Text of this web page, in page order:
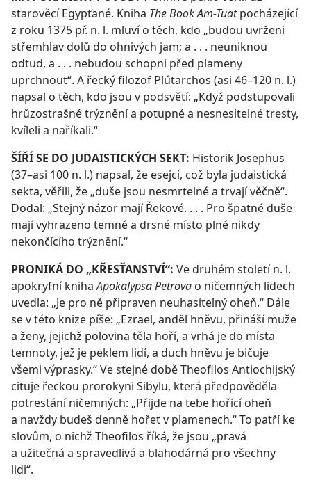
starověcí Egypťané. Kniha The Book Am-Tuatpocházející
z roku 1375 př. n. l. mluví o těch, kdo „budou uvrženi
střemhlav dolů do ohnivých jam; a . . . neuniknou
odtud, a . . . nebudou schopni před plameny
uprchnout“. A řecký filozof Plútarchos (asi 46–120 n. l.)
napsal o těch, kdo jsou v podsvětí: „Když podstupovali
hrůzostrašné trýznění a potupné a nesnesitelné tresty,
kvíleli a naříkali.“
ŠÍŘÍ SE DO JUDAISTICKÝCH SEKT: Historik Josephus
(37–asi 100 n. l.) napsal, že esejci, což byla judaistická
sekta, věřili, že „duše jsou nesmrtelné a trvají věčně“.
Dodal: „Stejný názor mají Řekové. . . . Pro špatné duše
mají vyhrazeno temné a drsné místo plné nikdy
nekončícího trýznění.“
PRONIKÁ DO „KŘESŤANSTVÍ“: Ve druhém století n. l.
apokryfní knihaApokalypsa Petrova o ničemných lidech
uvedla: „Je pro ně připraven neuhasitelný oheň.“ Dále
se v této knize píše: „Ezrael, anděl hněvu, přináší muže
a ženy, jejichž polovina těla hoří, a vrhá je do místa
temnoty, jež je peklem lidí, a duch hněvu je bičuje
všemi výprasky.“ Ve stejné době Theofilos Antiochijský
cituje řeckou prorokyni Sibylu, která předpověděla
potrestání ničemných: „Přijde na tebe hořící oheň
a navždy budeš denně hořet v plamenech.“ To patří ke
slovům, o nichž Theofilos říká, že jsou „pravá
a užitečná a spravedlivá a blahodárná pro všechny
lidi“.